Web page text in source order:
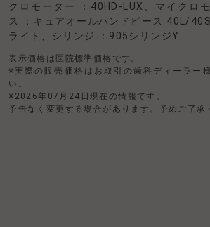
クロモーター ：40HD-LUX、マイクロ
ス ：キュアオールハンドピース 40L/
ライト、シリンジ ：905シリンジY
表示価格は医院標準価格です。
※実際の販売価格はお取引の歯科ディーラー
い。
※2026年07月24日現在の情報です。
予告なく変更する場合があります。予めご了承